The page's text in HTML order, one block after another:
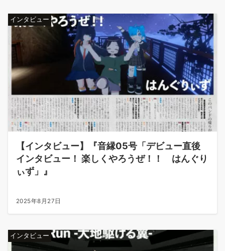
インタビュー
【インタビュー】『音縁05号「デビュー直後
インタビュー！ 楽しくやろうぜ！！ はんぐり
ぃず」』
2025年8月27日
インタビュー